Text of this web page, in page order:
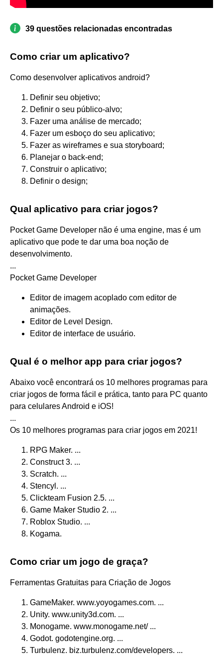
39 questões relacionadas encontradas
Como criar um aplicativo?
Como desenvolver aplicativos android?
Definir seu objetivo;
Definir o seu público-alvo;
Fazer uma análise de mercado;
Fazer um esboço do seu aplicativo;
Fazer as wireframes e sua storyboard;
Planejar o back-end;
Construir o aplicativo;
Definir o design;
Qual aplicativo para criar jogos?
Pocket Game Developer não é uma engine, mas é um
aplicativo que pode te dar uma boa noção de
desenvolvimento.
...
Pocket Game Developer
Editor de imagem acoplado com editor de
animações.
Editor de Level Design.
Editor de interface de usuário.
Qual é o melhor app para criar jogos?
Abaixo você encontrará os 10 melhores programas para
criar jogos de forma fácil e prática, tanto para PC quanto
para celulares Android e iOS!
...
Os 10 melhores programas para criar jogos em 2021!
RPG Maker. ...
Construct 3. ...
Scratch. ...
Stencyl. ...
Clickteam Fusion 2.5. ...
Game Maker Studio 2. ...
Roblox Studio. ...
Kogama.
Como criar um jogo de graça?
Ferramentas Gratuitas para Criação de Jogos
GameMaker. www.yoyogames.com. ...
Unity. www.unity3d.com. ...
Monogame. www.monogame.net/ ...
Godot. godotengine.org. ...
Turbulenz. biz.turbulenz.com/developers. ...